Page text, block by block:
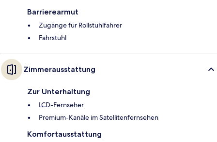
Barrierearmut
Zugänge für Rollstuhlfahrer
Fahrstuhl
Zimmerausstattung
Zur Unterhaltung
LCD-Fernseher
Premium-Kanäle im Satellitenfernsehen
Komfortausstattung